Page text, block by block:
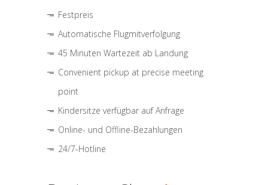
Festpreis
Automatische Flugmitverfolgung
45 Minuten Wartezeit ab Landung
Convenient pickup at precise meeting
point
Kindersitze verfügbar auf Anfrage
Online- und Offline-Bezahlungen
24/7-Hotline